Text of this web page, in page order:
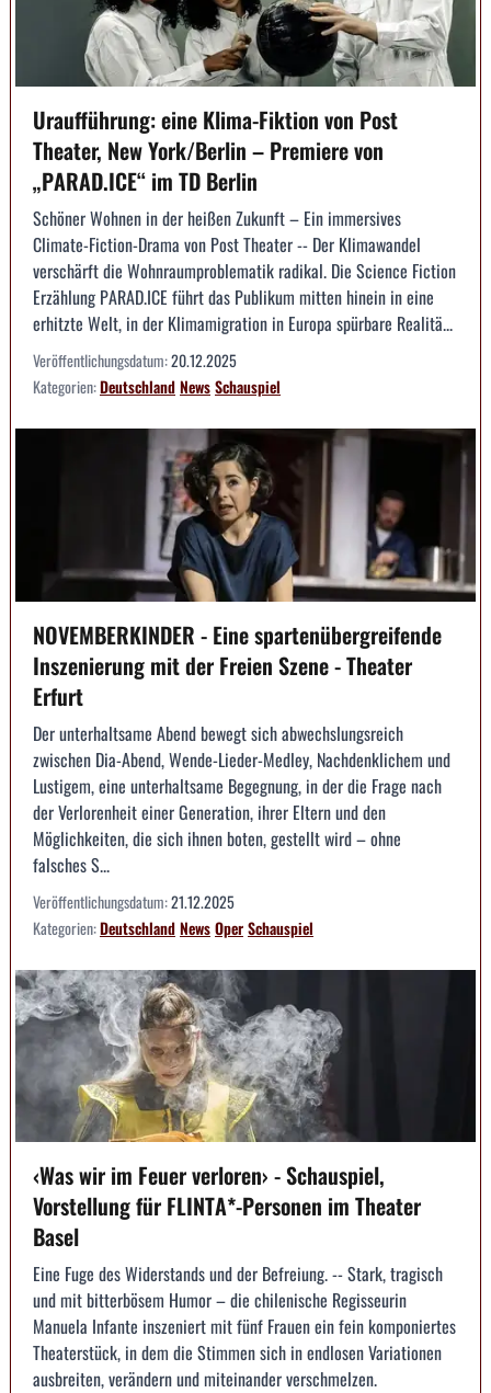
Uraufführung: eine Klima-Fiktion von Post
Theater, New York/Berlin – Premiere von
„PARAD.ICE“ im TD Berlin
Schöner Wohnen in der heißen Zukunft – Ein immersives
Climate-Fiction-Drama von Post Theater -- Der Klimawandel
verschärft die Wohnraumproblematik radikal. Die Science Fiction
Erzählung PARAD.ICE führt das Publikum mitten hinein in eine
erhitzte Welt, in der Klimamigration in Europa spürbare Realitä...
Veröffentlichungsdatum:20.12.2025
Kategorien:DeutschlandNewsSchauspiel
NOVEMBERKINDER - Eine spartenübergreifende
Inszenierung mit der Freien Szene - Theater
Erfurt
Der unterhaltsame Abend bewegt sich abwechslungsreich
zwischen Dia-Abend, Wende-Lieder-Medley, Nachdenklichem und
Lustigem, eine unterhaltsame Begegnung, in der die Frage nach
der Verlorenheit einer Generation, ihrer Eltern und den
Möglichkeiten, die sich ihnen boten, gestellt wird – ohne
falsches S...
Veröffentlichungsdatum:21.12.2025
Kategorien:DeutschlandNewsOperSchauspiel
‹Was wir im Feuer verloren› - Schauspiel,
Vorstellung für FLINTA*-Personen im Theater
Basel
Eine Fuge des Widerstands und der Befreiung. -- Stark, tragisch
und mit bitterbösem Humor – die chilenische Regisseurin
Manuela Infante inszeniert mit fünf Frauen ein fein komponiertes
Theaterstück, in dem die Stimmen sich in endlosen Variationen
ausbreiten, verändern und miteinander verschmelzen.